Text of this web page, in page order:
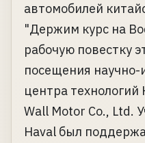
автомобилей
"Держим курс на
рабочую повестку
посещения научно-
центра
Wall Motor Co., Ltd.
Haval был